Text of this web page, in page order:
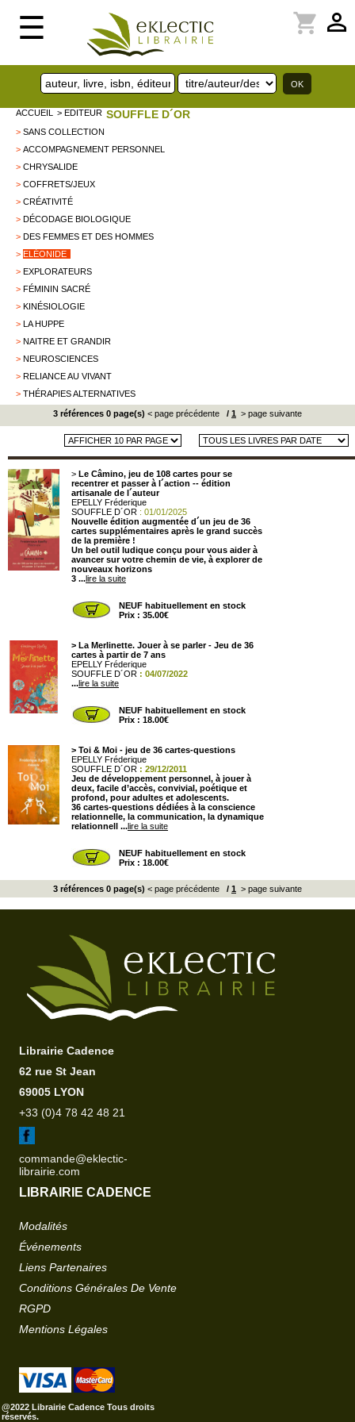
☰ perm_identity
shopping_cart
ACCUEIL > EDITEUR SOUFFLE D´OR
> SANS COLLECTION
> ACCOMPAGNEMENT PERSONNEL
> CHRYSALIDE
> COFFRETS/JEUX
> CRÉATIVITÉ
> DÉCODAGE BIOLOGIQUE
> DES FEMMES ET DES HOMMES
> ELÉONIDE
> EXPLORATEURS
> FÉMININ SACRÉ
> KINÉSIOLOGIE
> LA HUPPE
> NAITRE ET GRANDIR
> NEUROSCIENCES
> RELIANCE AU VIVANT
> THÉRAPIES ALTERNATIVES
3 références 0 page(s) < page précédente / 1 > page suivante
> Le Câmino, jeu de 108 cartes pour se
recentrer et passer à l´action -- édition
artisanale de l´auteur
EPELLY Fréderique
SOUFFLE D´OR : 01/01/2025
Nouvelle édition augmentée d´un jeu de 36
cartes supplémentaires après le grand succès
de la première !
Un bel outil ludique conçu pour vous aider à
avancer sur votre chemin de vie, à explorer de
nouveaux horizons
3 ...lire la suite
NEUF habituellement en stock
Prix : 35.00€
> La Merlinette. Jouer à se parler - Jeu de 36
cartes à partir de 7 ans
EPELLY Fréderique
SOUFFLE D´OR : 04/07/2022
...lire la suite
NEUF habituellement en stock
Prix : 18.00€
> Toi & Moi - jeu de 36 cartes-questions
EPELLY Fréderique
SOUFFLE D´OR : 29/12/2011
Jeu de développement personnel, à jouer à
deux, facile d’accès, convivial, poétique et
profond, pour adultes et adolescents.
36 cartes-questions dédiées à la conscience
relationnelle, la communication, la dynamique
relationnell ...lire la suite
NEUF habituellement en stock
Prix : 18.00€
3 références 0 page(s) < page précédente / 1 > page suivante
Librairie Cadence
62 rue St Jean
69005 LYON
+33 (0)4 78 42 48 21
commande@eklectic-
librairie.com
LIBRAIRIE CADENCE
Modalités
Événements
Liens Partenaires
Conditions Générales De Vente
RGPD
Mentions Légales
@2022 Librairie Cadence Tous droits
réservés.